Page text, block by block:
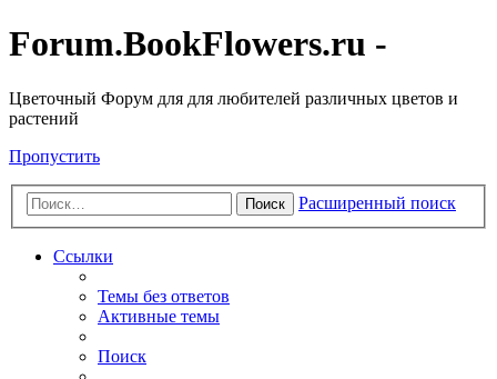
Forum.BookFlowers.ru -
Цветочный Форум для для любителей различных цветов и
растений
Пропустить
Поиск Расширенный поиск
Ссылки
Темы без ответов
Активные темы
Поиск